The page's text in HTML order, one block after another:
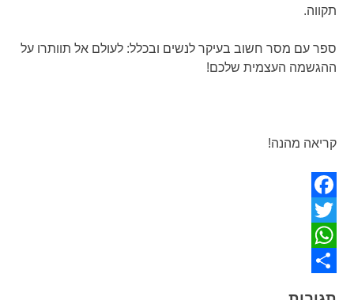
תקווה.
ספר עם מסר חשוב בעיקר לנשים ובכלל: לעולם אל תוותרו על
ההגשמה העצמית שלכם!
קריאה מהנה!
Facebook
Twitter
WhatsApp